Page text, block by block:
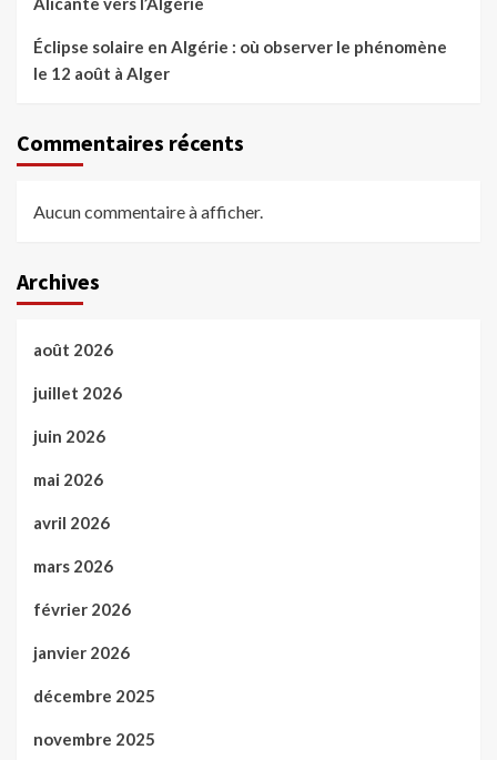
Éclipse solaire en Algérie : où observer le phénomène
le 12 août à Alger
Commentaires récents
Aucun commentaire à afficher.
Archives
août 2026
juillet 2026
juin 2026
mai 2026
avril 2026
mars 2026
février 2026
janvier 2026
décembre 2025
novembre 2025